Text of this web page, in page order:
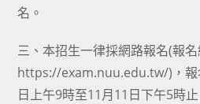
名。
三、本招生一律採網路報名(報名
https://exam.nuu.edu.tw/)，
日上午9時至11月11日下午5時